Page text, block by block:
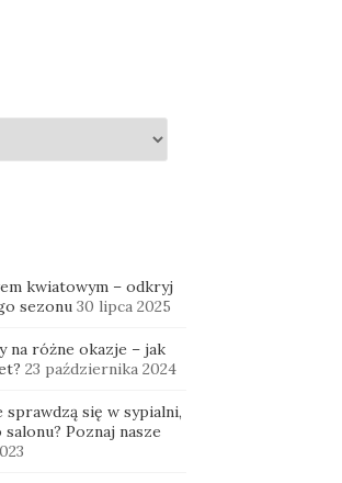
kwiatowym – odkryj
sezonu 30 lipca 2025
na różne okazje – jak
23 października 2024
się w sypialni,
Poznaj nasze